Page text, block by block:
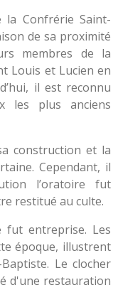
Confrérie Saint-
de sa proximité
membres de la
Louis et Lucien en
il est reconnu
les plus anciens
construction et la
Cependant, il
l’oratoire fut
restitué au culte.
fut entreprise. Les
époque, illustrent
Le clocher
d'une restauration